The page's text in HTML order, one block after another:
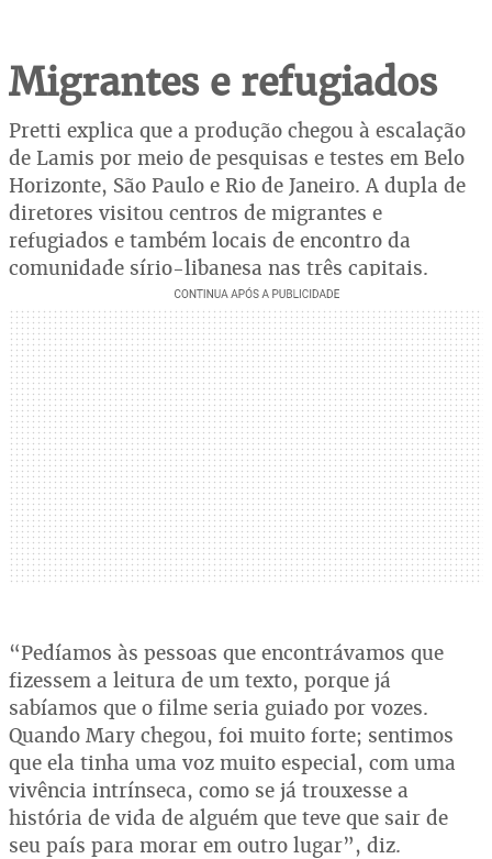
Migrantes e refugiados
Pretti explica que a produção chegou à escalação
de Lamis por meio de pesquisas e testes em Belo
Horizonte, São Paulo e Rio de Janeiro. A dupla de
diretores visitou centros de migrantes e
refugiados e também locais de encontro da
comunidade sírio-libanesa nas três capitais.
“Pedíamos às pessoas que encontrávamos que
fizessem a leitura de um texto, porque já
sabíamos que o filme seria guiado por vozes.
Quando Mary chegou, foi muito forte; sentimos
que ela tinha uma voz muito especial, com uma
vivência intrínseca, como se já trouxesse a
história de vida de alguém que teve que sair de
seu país para morar em outro lugar”, diz.